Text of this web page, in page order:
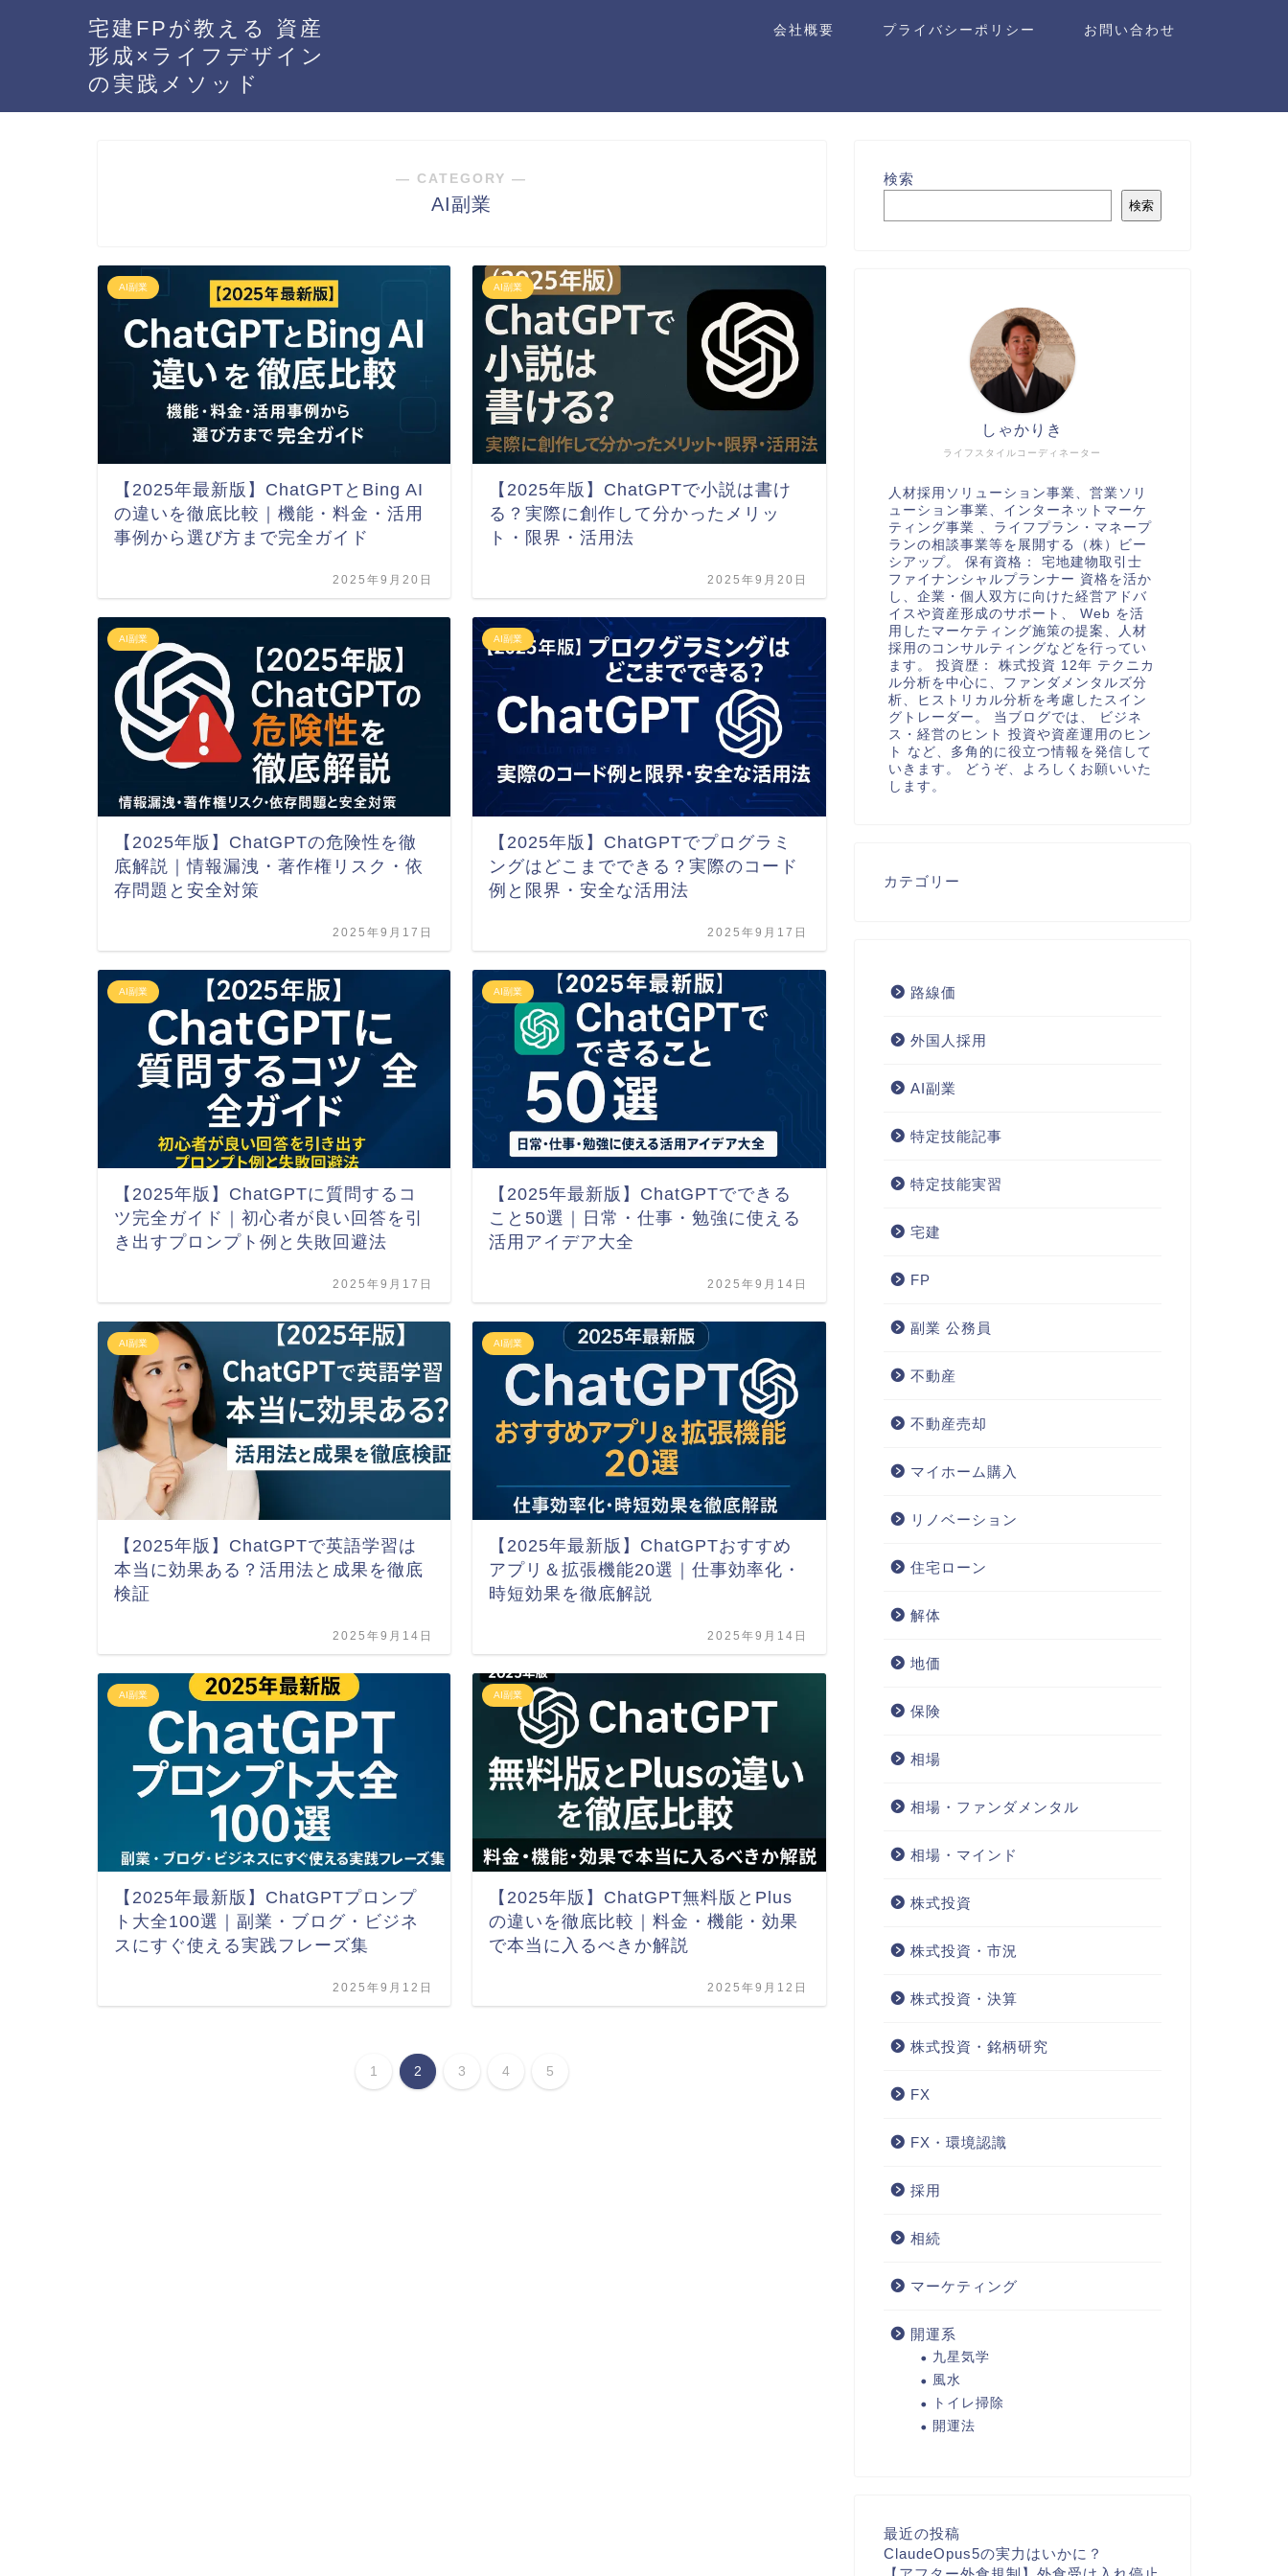
宅建FPが教える 資産
形成×ライフデザイン
の実践メソッド
会社概要 プライバシーポリシー お問い合わせ
― CATEGORY ―
AI副業
AI副業
【2025年最新版】ChatGPTとBing AI
の違いを徹底比較｜機能・料金・活用
事例から選び方まで完全ガイド
2025年9月20日
AI副業
【2025年版】ChatGPTで小説は書け
る？実際に創作して分かったメリッ
ト・限界・活用法
2025年9月20日
AI副業
【2025年版】ChatGPTの危険性を徹
底解説｜情報漏洩・著作権リスク・依
存問題と安全対策
2025年9月17日
AI副業
【2025年版】ChatGPTでプログラミ
ングはどこまでできる？実際のコード
例と限界・安全な活用法
2025年9月17日
AI副業
【2025年版】ChatGPTに質問するコ
ツ完全ガイド｜初心者が良い回答を引
き出すプロンプト例と失敗回避法
2025年9月17日
AI副業
【2025年最新版】ChatGPTでできる
こと50選｜日常・仕事・勉強に使える
活用アイデア大全
2025年9月14日
AI副業
【2025年版】ChatGPTで英語学習は
本当に効果ある？活用法と成果を徹底
検証
2025年9月14日
AI副業
【2025年最新版】ChatGPTおすすめ
アプリ＆拡張機能20選｜仕事効率化・
時短効果を徹底解説
2025年9月14日
AI副業
【2025年最新版】ChatGPTプロンプ
ト大全100選｜副業・ブログ・ビジネ
スにすぐ使える実践フレーズ集
2025年9月12日
AI副業
【2025年版】ChatGPT無料版とPlus
の違いを徹底比較｜料金・機能・効果
で本当に入るべきか解説
2025年9月12日
1 2 3 4 5
検索
検索
ライフスタイルコーディネーター
しゃかりき
人材採用ソリューション事業、営業ソリ
ューション事業、インターネットマーケ
ティング事業 、ライフプラン・マネープ
ランの相談事業等を展開する（株）ビー
シアップ。 保有資格： 宅地建物取引士
ファイナンシャルプランナー 資格を活か
し、企業・個人双方に向けた経営アドバ
イスや資産形成のサポート、 Web を活
用したマーケティング施策の提案、人材
採用のコンサルティングなどを行ってい
ます。 投資歴： 株式投資 12年 テクニカ
ル分析を中心に、ファンダメンタルズ分
析、ヒストリカル分析を考慮したスイン
グトレーダー。 当ブログでは、 ビジネ
ス・経営のヒント 投資や資産運用のヒン
ト など、多角的に役立つ情報を発信して
いきます。 どうぞ、よろしくお願いいた
します。
カテゴリー
路線価
外国人採用
AI副業
特定技能記事
特定技能実習
宅建
FP
副業 公務員
不動産
不動産売却
マイホーム購入
リノベーション
住宅ローン
解体
地価
保険
相場
相場・ファンダメンタル
相場・マインド
株式投資
株式投資・市況
株式投資・決算
株式投資・銘柄研究
FX
FX・環境認識
採用
相続
マーケティング
開運系
九星気学
風水
トイレ掃除
開運法
最近の投稿
ClaudeOpus5の実力はいかに？